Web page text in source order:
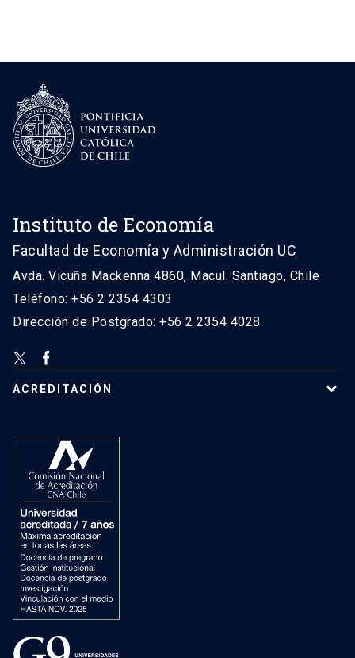
Instituto de Economía
Facultad de Economía y Administración UC
Avda. Vicuña Mackenna 4860, Macul. Santiago, Chile
Teléfono: +56 2 2354 4303
Dirección de Postgrado: +56 2 2354 4028
ACREDITACIÓN